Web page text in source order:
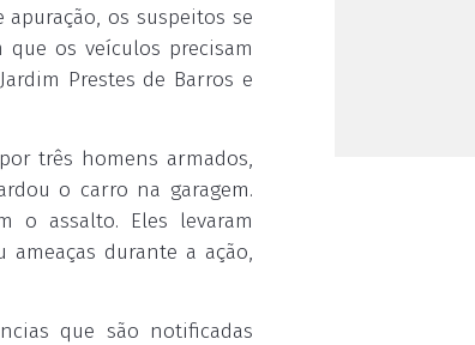
os suspeitos se
os veículos precisam
Prestes de Barros e
três homens armados,
o carro na garagem.
o assalto. Eles levaram
durante a ação,
que são notificadas